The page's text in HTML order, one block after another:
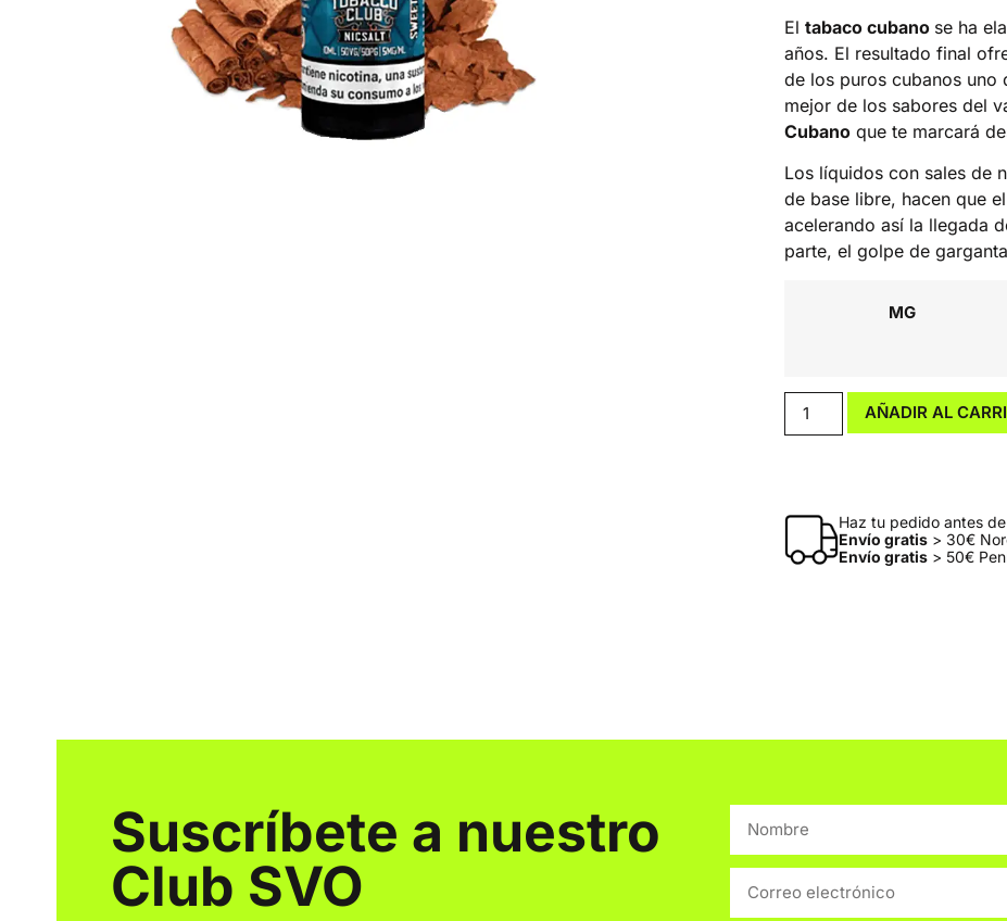
El tabaco cubano se ha
años. El resultado final
de los puros cubanos uno
mejor de los sabores del
Cubanoque te marcará
Los líquidos con sales de
de base libre, hacen que
acelerando así la llegada
parte, el golpe de
MG
AÑADIR AL
Haz tu pedido antes
Envío gratis> 30€
Envío gratis> 50€
Suscríbete a nuestro
Club SVO